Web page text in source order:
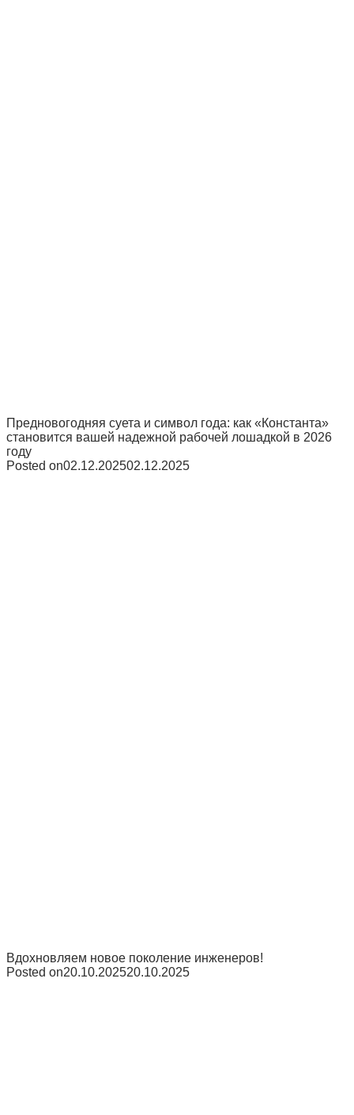
Предновогодняя суета и символ года: как «Константа»
становится вашей надежной рабочей лошадкой в 2026
году
Posted on02.12.202502.12.2025
Вдохновляем новое поколение инженеров!
Posted on20.10.202520.10.2025